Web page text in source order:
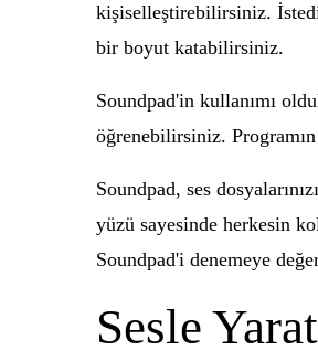
kişiselleştirebilirsiniz.
bir boyut katabilirsiniz.
Soundpad'in kullanımı
öğrenebilirsiniz.
Soundpad, ses
yüzü sayesinde herkesin
Soundpad'i denemeye
Sesle